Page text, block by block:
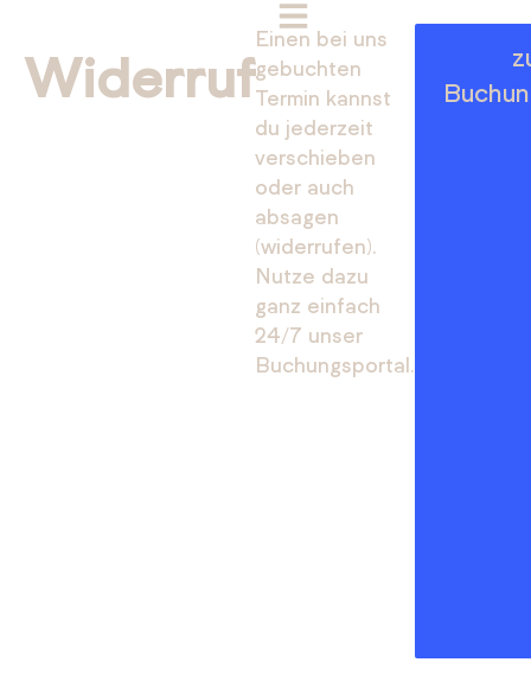
Widerruf
Einen bei uns
gebuchten
Termin kannst
du jederzeit
verschieben
oder auch
absagen
(widerrufen).
Nutze dazu
ganz einfach
24/7 unser
Buchungsportal.